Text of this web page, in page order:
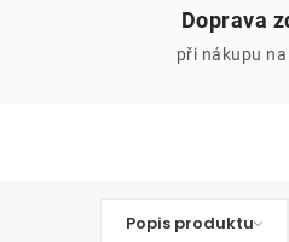
Doprava
při nákupu
Popis produktu